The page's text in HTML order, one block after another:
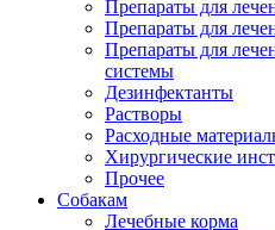
Препараты для
Препараты для
Препараты для
системы
Дезинфектанты
Растворы
Расходные
Хирургические
Прочее
Собакам
Лечебные корма